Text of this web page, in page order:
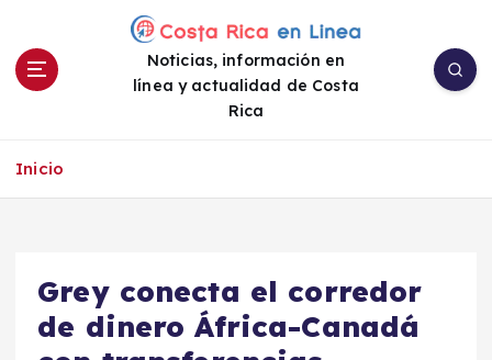
Noticias, información en
línea y actualidad de Costa
Rica
Inicio
Grey conecta el corredor
de dinero África-Canadá